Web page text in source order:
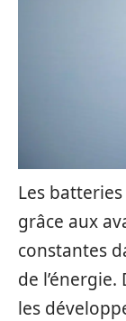
Les
grâce aux
constantes
de
les